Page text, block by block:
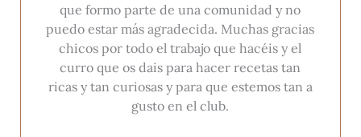
que formo parte de una comunidad y no
puedo estar más agradecida. Muchas gracias
chicos por todo el trabajo que hacéis y el
curro que os dais para hacer recetas tan
ricas y tan curiosas y para que estemos tan a
gusto en el club.